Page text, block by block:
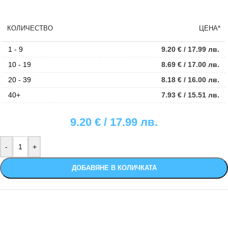
КОЛИЧЕСТВО ЦЕНА*
1 - 9 9.20€ / 17.99 лв.
10 - 19
8.69€ / 17.00 лв.
20 - 39
8.18€ / 16.00 лв.
40+
7.93€ / 15.51 лв.
9.20 € / 17.99 лв.
ДОБАВЯНЕ В КОЛИЧКАТА